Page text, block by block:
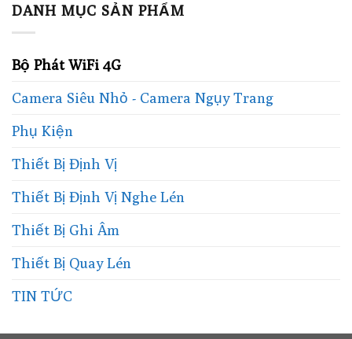
DANH MỤC SẢN PHẨM
Bộ Phát WiFi 4G
Camera Siêu Nhỏ - Camera Ngụy Trang
Phụ Kiện
Thiết Bị Định Vị
Thiết Bị Định Vị Nghe Lén
Thiết Bị Ghi Âm
Thiết Bị Quay Lén
TIN TỨC